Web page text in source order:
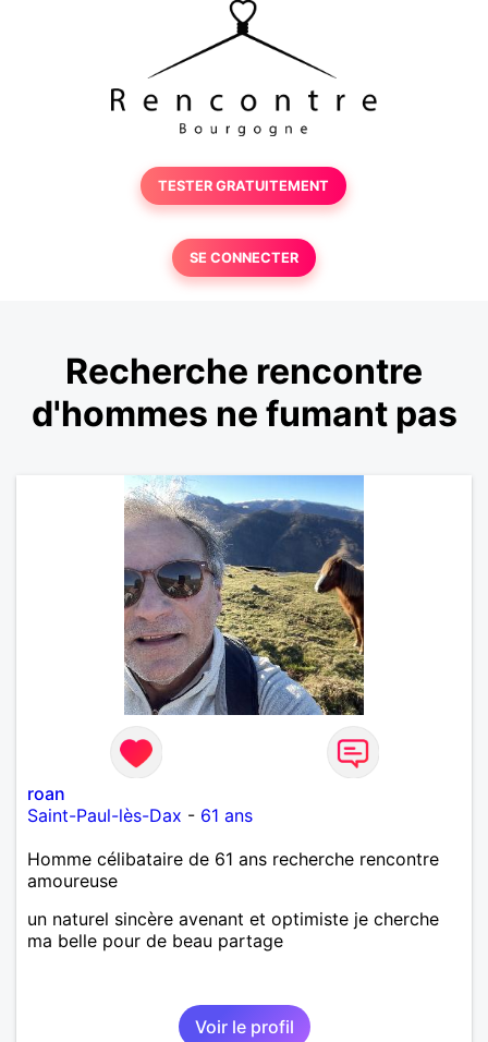
TESTER GRATUITEMENT
SE CONNECTER
Recherche rencontre
d'hommes ne fumant pas
roan
Saint-Paul-lès-Dax - 61 ans
Homme célibataire de 61 ans recherche rencontre
amoureuse
un naturel sincère avenant et optimiste je cherche
ma belle pour de beau partage
Voir le profil